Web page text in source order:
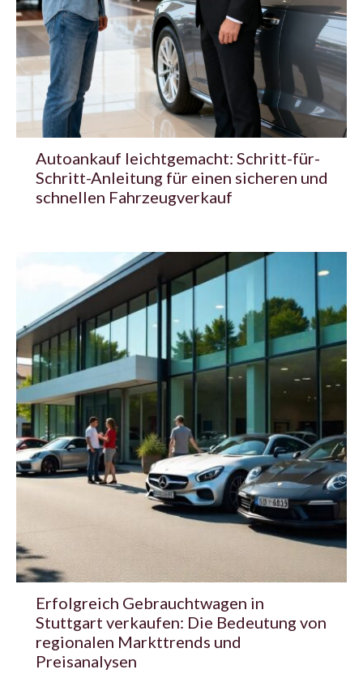
Autoankauf leichtgemacht: Schritt-für-
Schritt-Anleitung für einen sicheren und
schnellen Fahrzeugverkauf
Erfolgreich Gebrauchtwagen in
Stuttgart verkaufen: Die Bedeutung von
regionalen Markttrends und
Preisanalysen